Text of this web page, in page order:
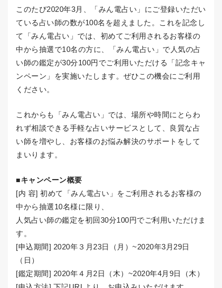
このたび2020年3月、「みん電占い」にご登録いただい
ている占い師の数が100名を超えました。これを記念し
て「みん電占い」では、初めてご利用されるお客様の
中から抽選で10名の方に、「みん電占い」で人気の占
い師の鑑定が30分100円でご利用いただける「記念キャ
ンペーン」を実施いたします。ぜひこの機会にご利用
ください。
これからも「みん電占い」では、場所や時間にとらわ
れず相談できる手軽な占いサービスとして、良質な占
い師を増やし、お客様のお悩み解決のサポートをして
まいります。
■キャンペーン概要
[内 容] 初めて「みん電占い」をご利用されるお客様の
中から抽選10名様に限り、
人気占い師の鑑定を初回30分100円でご利用いただけま
す。
[申込期間] 2020年３月23日（月）~2020年3月29日
（日）
[鑑定期間] 2020年４月2日（木）~2020年4月9日（木）